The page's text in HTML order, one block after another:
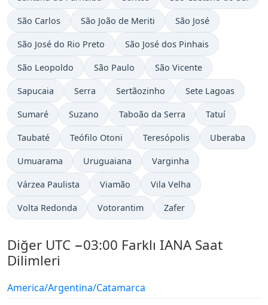
São Carlos São João de Meriti São José
São José do Rio Preto São José dos Pinhais
São Leopoldo São Paulo São Vicente
Sapucaia Serra Sertãozinho Sete Lagoas
Sumaré Suzano Taboão da Serra Tatuí
Taubaté Teófilo Otoni Teresópolis Uberaba
Umuarama Uruguaiana Varginha
Várzea Paulista Viamão Vila Velha
Volta Redonda Votorantim Zafer
Diğer UTC −03:00 Farklı IANA Saat
Dilimleri
America/Argentina/Catamarca